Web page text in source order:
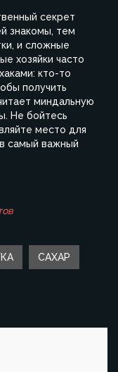
секрет
знакомы, тем
и сложные
хозяйки часто
кто-то
получить
миндальную
Не бойтесь
место для
самый важный
САХАР